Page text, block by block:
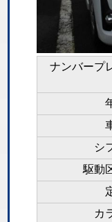
ナンバープ
シ
駆動
カ